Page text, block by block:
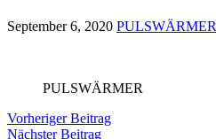
September 6, 2020 PULSWÄRMER
PULSWÄRMER
Vorheriger Beitrag
Nächster Beitrag